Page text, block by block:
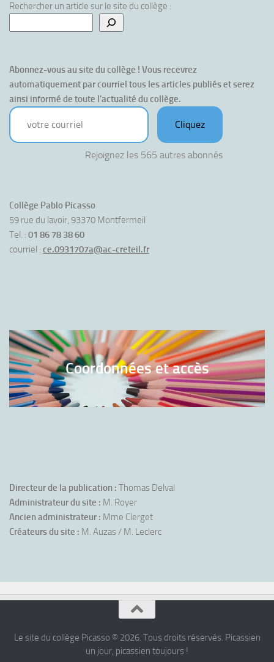
Rechercher un article sur le site du collège :
Abonnez-vous au site du collège ! Vous recevrez
automatiquement par courriel tous les articles publiés et serez
ainsi informé de toute l'actualité du collège.
votre courriel
Cliquez
Rejoignez les 565 autres abonnés
Collège Pablo Picasso
59 rue du lavoir, 93370 Montfermeil
Tel. : 01 86 78 38 60
courriel : ce.0931707a@ac-creteil.fr
Coordonnées et accès
Directeur de la publication : Thomas Delval
Administrateur du site : M. Royer
Ancien administrateur : Mme Clerget
Créateurs du site : M. Auzas / M. Leclerc
Le site du collège Picasso © 2026. Tous droits réservés. Picassien
un jour, picassien toujours !